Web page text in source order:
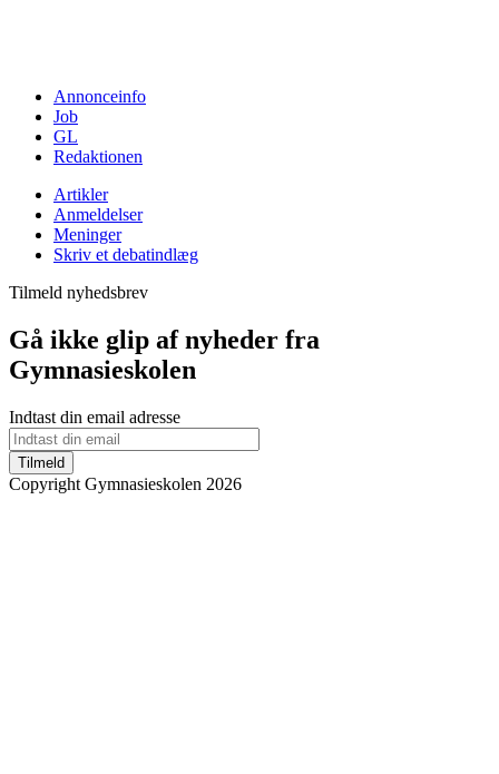
Annonceinfo
Job
GL
Redaktionen
Artikler
Anmeldelser
Meninger
Skriv et debatindlæg
Tilmeld nyhedsbrev
Gå ikke glip af nyheder fra
Gymnasieskolen
Indtast din email adresse
Tilmeld
Copyright Gymnasieskolen 2026